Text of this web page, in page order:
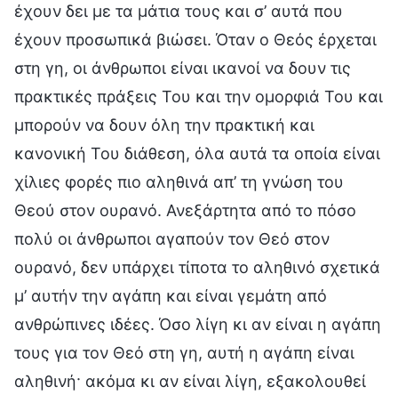
έχουν δει με τα μάτια τους και σ’ αυτά που
έχουν προσωπικά βιώσει. Όταν ο Θεός έρχεται
στη γη, οι άνθρωποι είναι ικανοί να δουν τις
πρακτικές πράξεις Του και την ομορφιά Του και
μπορούν να δουν όλη την πρακτική και
κανονική Του διάθεση, όλα αυτά τα οποία είναι
χίλιες φορές πιο αληθινά απ’ τη γνώση του
Θεού στον ουρανό. Ανεξάρτητα από το πόσο
πολύ οι άνθρωποι αγαπούν τον Θεό στον
ουρανό, δεν υπάρχει τίποτα το αληθινό σχετικά
μ’ αυτήν την αγάπη και είναι γεμάτη από
ανθρώπινες ιδέες. Όσο λίγη κι αν είναι η αγάπη
τους για τον Θεό στη γη, αυτή η αγάπη είναι
αληθινή· ακόμα κι αν είναι λίγη, εξακολουθεί